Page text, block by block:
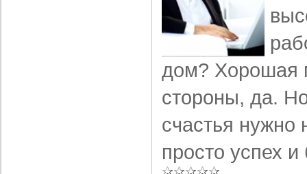
дом? Хорошая
стороны, да.
счастья нужно
просто успех и